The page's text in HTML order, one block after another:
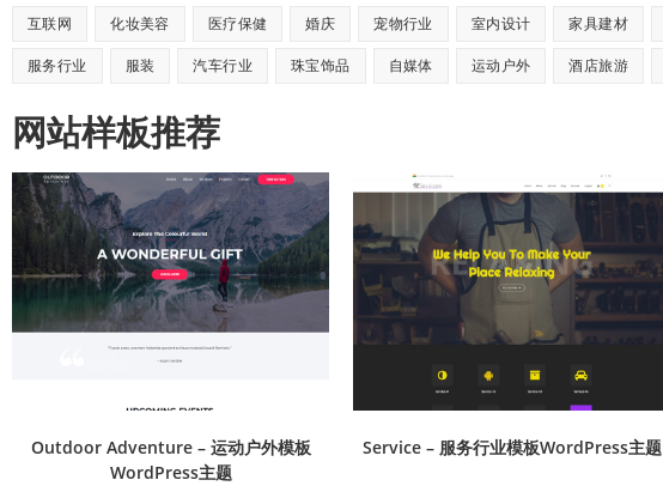
互联网 化妆美容 医疗保健 婚庆 宠物行业 室内设计 家具建材
服务行业 服装 汽车行业 珠宝饰品 自媒体 运动户外 酒店旅游
网站样板推荐
Outdoor Adventure – 运动户外模板
WordPress主题
Service – 服务行业模板WordPress主题